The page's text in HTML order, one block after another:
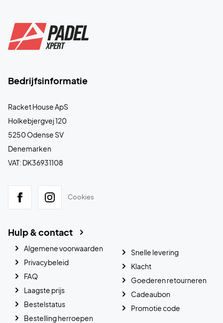
Bedrijfsinformatie
Racket House ApS
Holkebjergvej 120
5250 Odense SV
Denemarken
VAT: DK36931108
Cookies
Hulp & contact
Algemene voorwaarden
Privacybeleid
FAQ
Laagste prijs
Bestelstatus
Bestelling herroepen
Snelle levering
Klacht
Goederen retourneren
Cadeaubon
Promotie code